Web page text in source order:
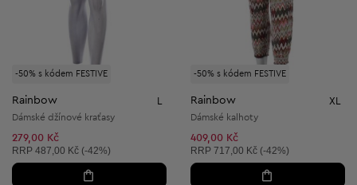
-50% s kódem FESTIVE
Rainbow L
Dámské džínové kraťasy
279,00 Kč
Doporučená cena:
RRP 487,00 Kč (-42%)
-50% s kódem FESTIVE
Rainbow XL
Dámské kalhoty
409,00 Kč
Doporučená cena:
RRP 717,00 Kč (-42%)